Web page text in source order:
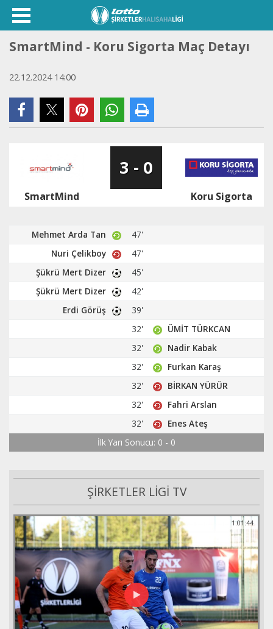
SmartMind - Koru Sigorta Maç Detayı
22.12.2024 14:00
SmartMind
3 - 0
Koru Sigorta
Mehmet Arda Tan
47'
Nuri Çelikboy
47'
Şükrü Mert Dizer
45'
Şükrü Mert Dizer
42'
Erdi Görüş
39'
32'
ÜMİT TÜRKCAN
32'
Nadir Kabak
32'
Furkan Karaş
32'
BİRKAN YÜRÜR
32'
Fahri Arslan
32'
Enes Ateş
İlk Yarı Sonucu: 0 - 0
ŞİRKETLER LİGİ TV
1:01:44